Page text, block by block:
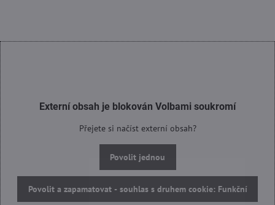
Externí obsah je blokován Volbami soukromí
Přejete si načíst externí obsah?
Povolit jednou
Povolit a zapamatovat - souhlas s druhem cookie: Funkční